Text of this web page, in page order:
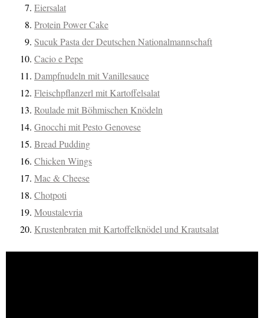
Eiersalat
Protein Power Cake
Sucuk Pasta der Deutschen Nationalmannschaft
Cacio e Pepe
Dampfnudeln mit Vanillesauce
Fleischpflanzerl mit Kartoffelsalat
Roulade mit Böhmischen Knödeln
Gnocchi mit Pesto Genovese
Bread Pudding
Chicken Wings
Mac & Cheese
Chotpoti
Moustalevria
Krustenbraten mit Kartoffelknödel und Krautsalat